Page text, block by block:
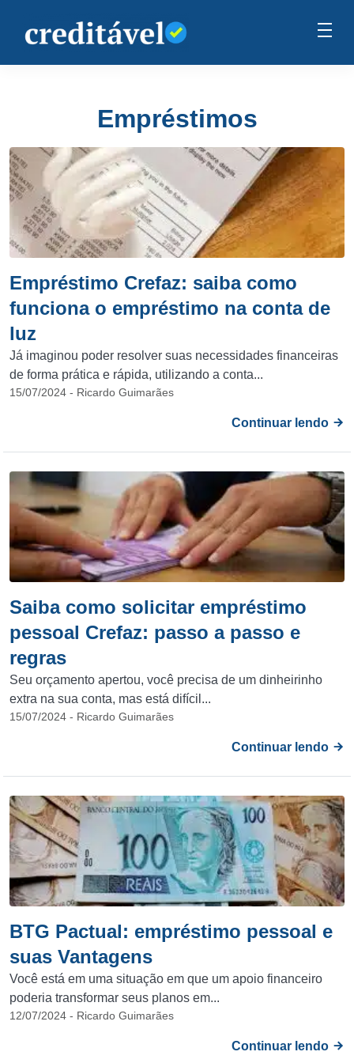
Empréstimos
Empréstimo Crefaz: saiba como
funciona o empréstimo na conta de
luz
Já imaginou poder resolver suas necessidades financeiras
de forma prática e rápida, utilizando a conta...
15/07/2024 - Ricardo Guimarães
Continuar lendo
Saiba como solicitar empréstimo
pessoal Crefaz: passo a passo e
regras
Seu orçamento apertou, você precisa de um dinheirinho
extra na sua conta, mas está difícil...
15/07/2024 - Ricardo Guimarães
Continuar lendo
BTG Pactual: empréstimo pessoal e
suas Vantagens
Você está em uma situação em que um apoio financeiro
poderia transformar seus planos em...
12/07/2024 - Ricardo Guimarães
Continuar lendo